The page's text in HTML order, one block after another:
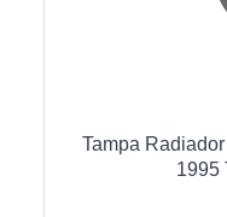
Tampa
1995